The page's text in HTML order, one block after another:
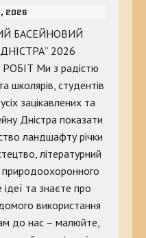
2026
БАСЕЙНОВИЙ
2026
Ми з радістю
школярів, студентів
зацікавлених та
Дністра показати
ландшафту річки
літературний
природоохоронного
та знаєте про
використання
до нас – малюйте,